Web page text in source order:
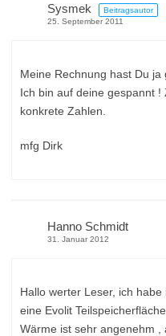
Sysmek
Beitragsautor
25. September 2011
Meine Rechnung hast Du ja
Ich bin auf deine gespannt
konkrete Zahlen.
mfg Dirk
Hanno Schmidt
31. Januar 2012
Hallo werter Leser, ich
eine Evolit
Wärme ist sehr angenehm